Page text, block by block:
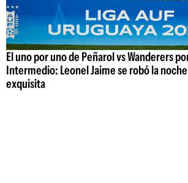
El uno por uno de Peñarol vs Wanderers
Intermedio: Leonel Jaime se robó la
exquisita